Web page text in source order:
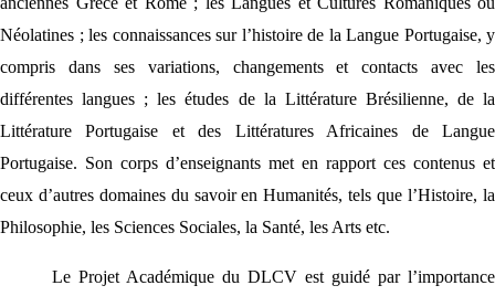
Néolatines ; les connaissances sur l’histoire de la Langue Portugaise, y
compris dans ses variations, changements et contacts avec les
différentes langues ; les études de la Littérature Brésilienne, de la
Littérature Portugaise et des Littératures Africaines de Langue
Portugaise. Son corps d’enseignants met en rapport ces contenus et
ceux d’autres domaines du savoir en Humanités, tels que l’Histoire, la
Philosophie, les Sciences Sociales, la Santé, les Arts etc.
Le Projet Académique du DLCV est guidé par l’importance